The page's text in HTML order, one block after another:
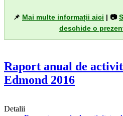
📌 Mai multe informații aici | 📷
deschide o
Raport anual de
Edmond 2016
Detalii